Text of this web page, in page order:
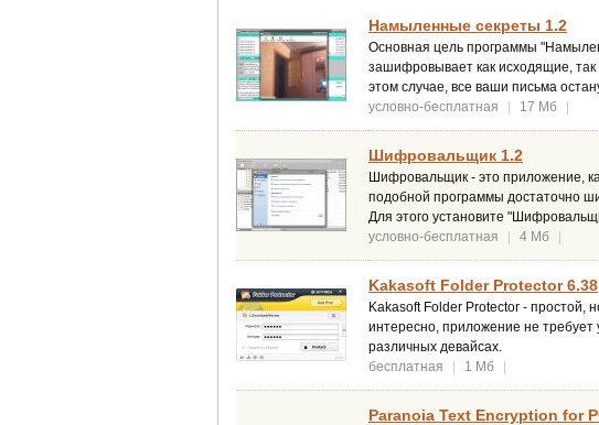
Намыленные секреты 1.2
Основная цель программы
зашифровывает как исходящие,
этом случае, все ваши письма
условно-бесплатная
| 17 Мб |
Шифровальщик 1.2
Шифровальщик - это приложение,
подобной программы достаточно
Для этого установите
условно-бесплатная
| 4 Мб |
Kakasoft Folder Protector 6.38
Kakasoft Folder Protector - простой,
интересно, приложение не требует
различных девайсах.
бесплатная
| 1 Мб |
Paranoia Text Encryption for